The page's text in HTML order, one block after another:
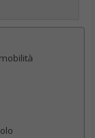
spazio
Google.
invece, può